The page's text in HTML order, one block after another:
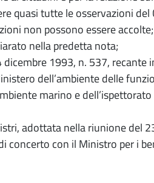
quasi tutte le osservazioni
non possono essere accolte;
nella predetta nota;
dicembre 1993, n. 537,
dell’ambiente delle
marino e
adottata nella riunione del
concerto con il Ministro per i